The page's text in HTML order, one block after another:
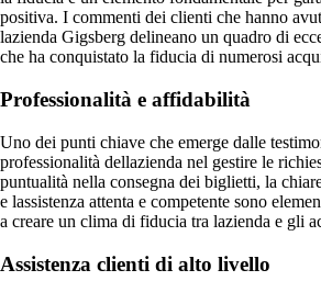
positiva. I commenti dei clienti che hanno
lazienda Gigsberg delineano un quadro di
che ha conquistato la fiducia di numerosi
Professionalità e affidabilità
Uno dei punti chiave che emerge dalle
professionalità dellazienda nel gestire le
puntualità nella consegna dei biglietti, la
e lassistenza attenta e competente sono
a creare un clima di fiducia tra lazienda e gli
Assistenza clienti di alto livello